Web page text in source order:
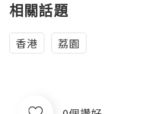
相關話題
香港 荔園